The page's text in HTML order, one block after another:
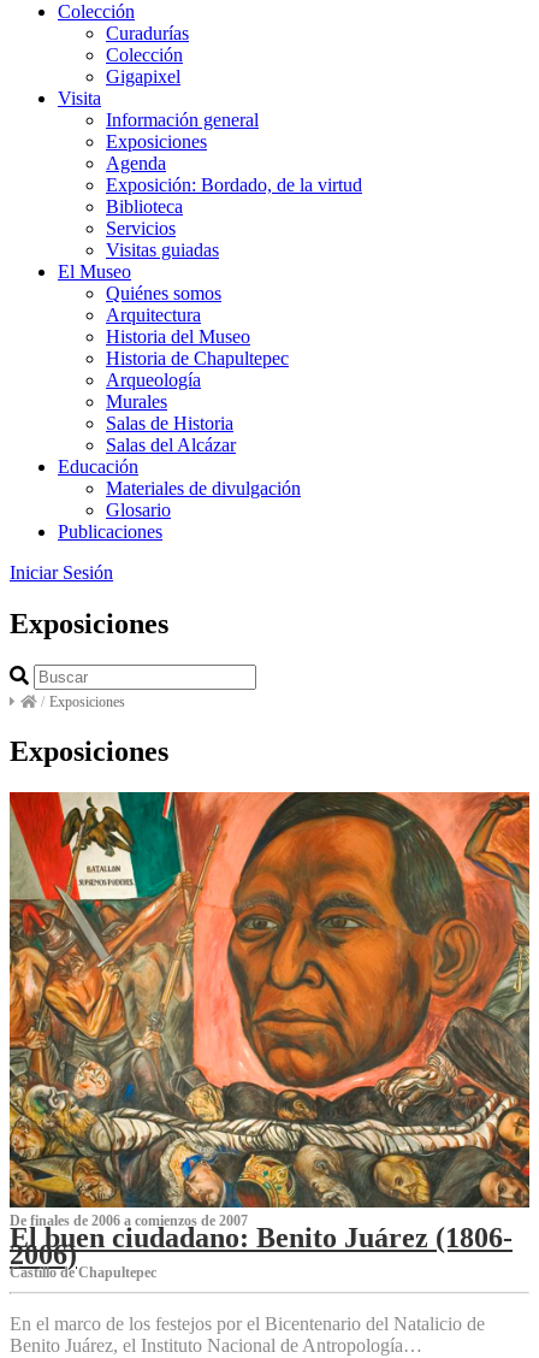
Colección
Curadurías
Colección
Gigapixel
Visita
Información general
Exposiciones
Agenda
Exposición: Bordado, de la virtud
Biblioteca
Servicios
Visitas guiadas
El Museo
Quiénes somos
Arquitectura
Historia del Museo
Historia de Chapultepec
Arqueología
Murales
Salas de Historia
Salas del Alcázar
Educación
Materiales de divulgación
Glosario
Publicaciones
Iniciar Sesión
Exposiciones
/ Exposiciones
Exposiciones
De finales de 2006 a comienzos de 2007
El buen ciudadano: Benito Juárez (1806-
2006)
Castillo de Chapultepec
En el marco de los festejos por el Bicentenario del Natalicio de
Benito Juárez, el Instituto Nacional de Antropología…